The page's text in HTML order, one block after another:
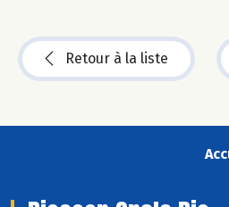
Retour à la liste